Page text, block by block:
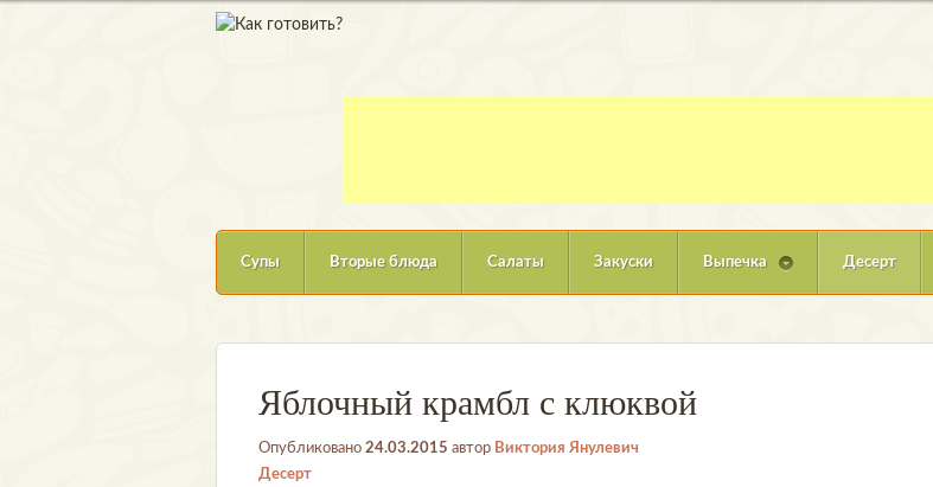
Супы Вторые блюда Салаты Закуски Выпечка Десерт
Яблочный крамбл с клюквой
Опубликовано 24.03.2015 автор Виктория Янулевич
Десерт